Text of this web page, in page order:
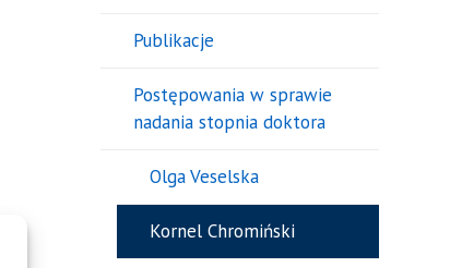
Publikacje
Postępowania w sprawie
nadania stopnia doktora
Olga Veselska
Kornel Chromiński